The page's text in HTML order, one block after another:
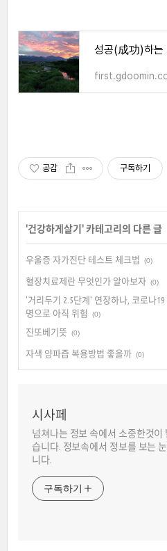
성공(成功)하는
공감 구독하기
'건강하게살기 ' 카테고리의 다른 글
우울증 자가진단 테스트 체크법 (0)
혈장치료제란 무엇인가 알아보자 (0)
'거리두기 2.5단계' 연장하나, 코로나19
명으로 아직 위험
(0)
진또베기뜻 (0)
자색 양파즙 복용방법 좋을까 (0)
시사페
넘쳐나는 정보 속에서 소중한것이
습니다. 정보속에서 정보를 보는
니다.
구독하기